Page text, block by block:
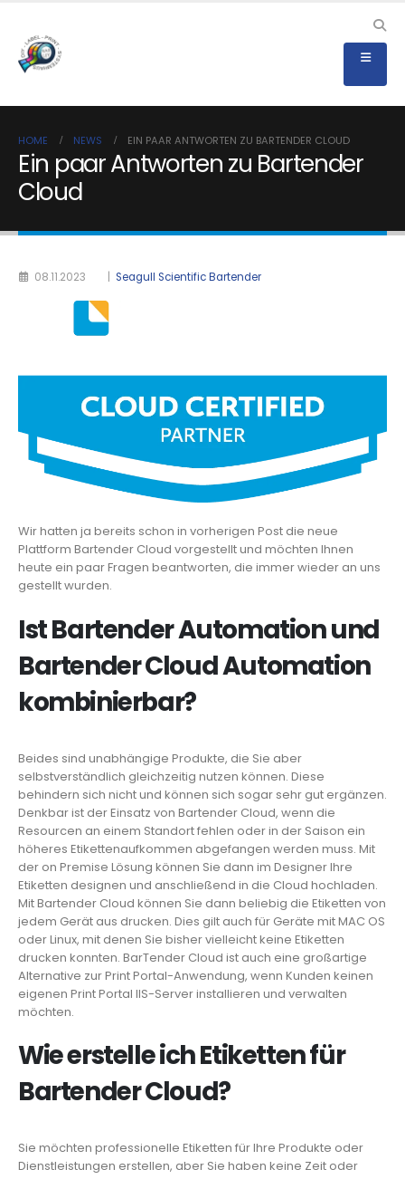
HOME NEWS EIN PAAR ANTWORTEN ZU BARTENDER CLOUD
Ein paar Antworten zu Bartender
Cloud
08.11.2023 Seagull Scientific Bartender
Wir hatten ja bereits schon in vorherigen Post die neue
Plattform Bartender Cloud vorgestellt und möchten Ihnen
heute ein paar Fragen beantworten, die immer wieder an uns
gestellt wurden.
Ist Bartender Automation und
Bartender Cloud Automation
kombinierbar?
Beides sind unabhängige Produkte, die Sie aber
selbstverständlich gleichzeitig nutzen können. Diese
behindern sich nicht und können sich sogar sehr gut ergänzen.
Denkbar ist der Einsatz von Bartender Cloud, wenn die
Resourcen an einem Standort fehlen oder in der Saison ein
höheres Etikettenaufkommen abgefangen werden muss. Mit
der on Premise Lösung können Sie dann im Designer Ihre
Etiketten designen und anschließend in die Cloud hochladen.
Mit Bartender Cloud können Sie dann beliebig die Etiketten von
jedem Gerät aus drucken. Dies gilt auch für Geräte mit MAC OS
oder Linux, mit denen Sie bisher vielleicht keine Etiketten
drucken konnten. BarTender Cloud ist auch eine großartige
Alternative zur Print Portal-Anwendung, wenn Kunden keinen
eigenen Print Portal IIS-Server installieren und verwalten
möchten.
Wie erstelle ich Etiketten für
Bartender Cloud?
Sie möchten professionelle Etiketten für Ihre Produkte oder
Dienstleistungen erstellen, aber Sie haben keine Zeit oder